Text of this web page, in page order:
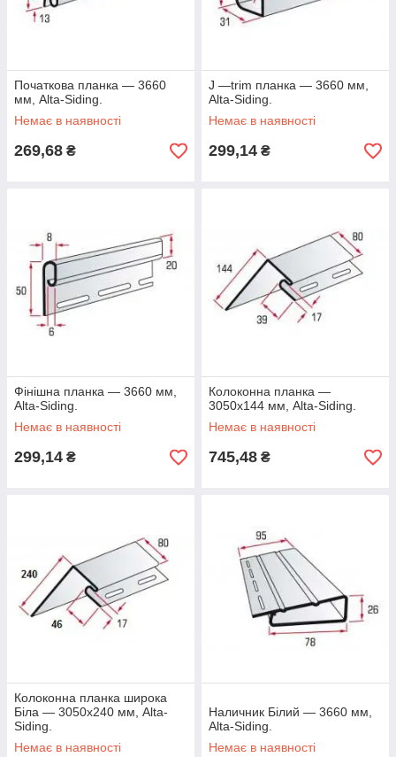
Початкова планка — 3660
мм, Alta-Siding.
Немає в наявності
269,68 ₴
J —trim планка — 3660 мм,
Alta-Siding.
Немає в наявності
299,14 ₴
Фінішна планка — 3660 мм,
Alta-Siding.
Немає в наявності
299,14 ₴
Колоконна планка —
3050х144 мм, Alta-Siding.
Немає в наявності
745,48 ₴
Колоконна планка широка
Біла — 3050х240 мм, Alta-
Siding.
Немає в наявності
Наличник Білий — 3660 мм,
Alta-Siding.
Немає в наявності